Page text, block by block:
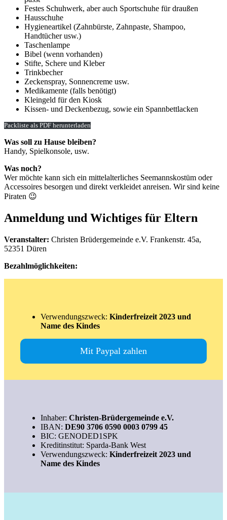
Festes Schuhwerk, aber auch Sportschuhe für draußen
Hausschuhe
Hygieneartikel (Zahnbürste, Zahnpaste, Shampoo,
Handtücher usw.)
Taschenlampe
Bibel (wenn vorhanden)
Stifte, Schere und Kleber
Trinkbecher
Zeckenspray, Sonnencreme usw.
Medikamente (falls benötigt)
Kleingeld für den Kiosk
Kissen- und Deckenbezug, sowie ein Spannbettlacken
Packliste als PDF herunterladen
Was soll zu Hause bleiben?
Handy, Spielkonsole, usw.
Was noch?
Wer möchte kann sich ein mittelalterliches Seemannskostüm oder
Accessoires besorgen und direkt verkleidet anreisen. Wir sind keine
Piraten 😉
Anmeldung und Wichtiges für Eltern
Veranstalter: Christen Brüdergemeinde e.V. Frankenstr. 45a,
52351 Düren
Bezahlmöglichkeiten:
Verwendungszweck: Kinderfreizeit 2023 und
Name des Kindes
Mit Paypal zahlen
Inhaber: Christen-Brüdergemeinde e.V.
IBAN: DE90 3706 0590 0003 0799 45
BIC: GENODED1SPK
Kreditinstitut: Sparda-Bank West
Verwendungszweck: Kinderfreizeit 2023 und
Name des Kindes